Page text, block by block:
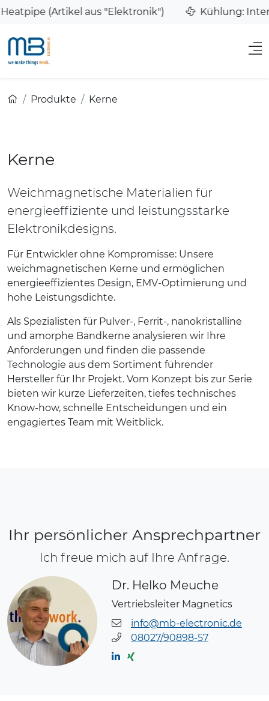
(Artikel aus "Elektronik") Kühlung: Interview
/ Produkte / Kerne
Kerne
Weichmagnetische Materialien für
energieeffiziente und leistungsstarke
Elektronikdesigns.
Für Entwickler ohne Kompromisse: Unsere
weichmagnetischen Kerne und ermöglichen
energieeffizientes Design, EMV-Optimierung und
hohe Leistungsdichte.
Als Spezialisten für Pulver-, Ferrit-, nanokristalline
und amorphe Bandkerne analysieren wir Ihre
Anforderungen und finden die passende
Technologie aus dem Sortiment führender
Hersteller für Ihr Projekt. Vom Konzept bis zur Serie
bieten wir kurze Lieferzeiten, tiefes technisches
Know-how, schnelle Entscheidungen und ein
engagiertes Team mit Weitblick.
Ihr persönlicher Ansprechpartner
Ich freue mich auf Ihre Anfrage.
Dr. Helko Meuche
Vertriebsleiter Magnetics
info@mb-electronic.de
08027/90898-57